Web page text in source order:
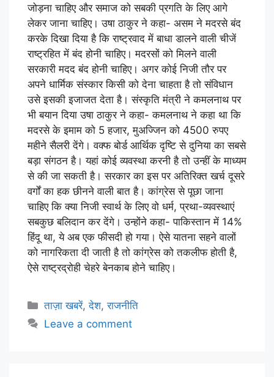
जोड़ना चाहिए और समाज को सबकी प्रगति के लिए आगे
लेकर जाना चाहिए। उषा ठाकुर ने कहा- असम ने मदरसे बंद
करके दिखा दिया है कि राष्ट्रवाद में बाधा डालने वाली चीजें
राष्ट्रहित में बंद होनी चाहिए। मदरसों को मिलने वाली
सरकारी मदद बंद होनी चाहिए। अगर कोई निजी तौर पर
अपने धार्मिक संस्कार किसी को देना चाहता है तो संविधान
उसे इसकी इजाजत देता है। संस्कृति मंत्री ने कमलनाथ पर
भी बयान दिया उषा ठाकुर ने कहा- कमलनाथ ने कहा था कि
मदरसे के इमाम को 5 हजार, मुअज्जिन को 4500 रुपए
महीने सैलरी देंगे। वक्फ बोर्ड आर्थिक दृष्टि से दुनिया का सबसे
बड़ा संगठन है। यहां कोई व्यवस्था करनी है तो उन्हीं के माध्यम
से की जा सकती है। सरकार का इस पर अतिरिक्त खर्च दूसरे
वर्गों का हक छीनने वाली बात है। कांग्रेस से पूछा जाना
चाहिए कि क्या निजी स्वार्थ के लिए वो धर्म, प्रथा-व्यवस्थाएं
सबकुछ बलिदान कर देंगे। उन्होंने कहा- पाकिस्तान में 14%
हिंदू था, ये अब एक फीसदी हो गया। ऐसे यातना सहने वालों
को नागरिकता दी जाती है तो कांग्रेस को तकलीफ होती है,
ऐसे राष्ट्रद्रोही चेहरे बेनकाब होने चाहिए।
ताज़ा खबरें,देश,राजनीति
Leave a comment